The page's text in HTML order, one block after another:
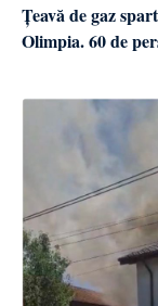
Țeavă de gaz
Olimpia. 60 de